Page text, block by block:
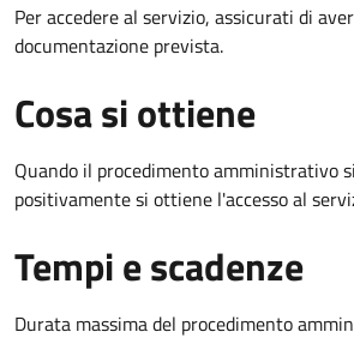
Per accedere al servizio, assicurati di
documentazione prevista.
Cosa si ottiene
Quando il procedimento amministrativo
positivamente si ottiene l'accesso al
Tempi e scadenze
Durata massima del procedimento